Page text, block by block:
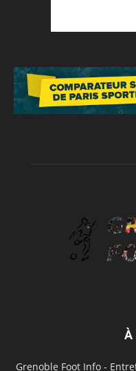
À
Grenoble Foot Info -